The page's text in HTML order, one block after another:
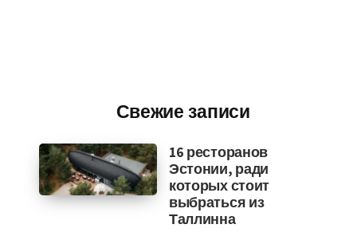
Свежие записи
16 ресторанов
Эстонии, ради
которых стоит
выбраться из
Таллинна